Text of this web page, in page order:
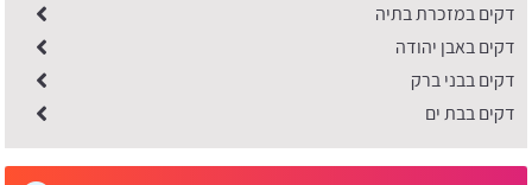
דקים במזכרת בתיה
דקים באבן יהודה
דקים בבני ברק
דקים בבת ים